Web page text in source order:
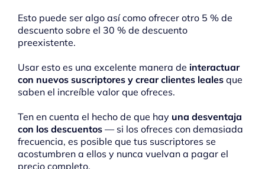
Esto puede ser algo así como ofrecer otro 5 % de
descuento sobre el 30 % de descuento
preexistente.
Usar esto es una excelente manera de interactuar
con nuevos suscriptores y crear clientes leales que
saben el increíble valor que ofreces.
Ten en cuenta el hecho de que hay una desventaja
con los descuentos — si los ofreces con demasiada
frecuencia, es posible que tus suscriptores se
acostumbren a ellos y nunca vuelvan a pagar el
precio completo.